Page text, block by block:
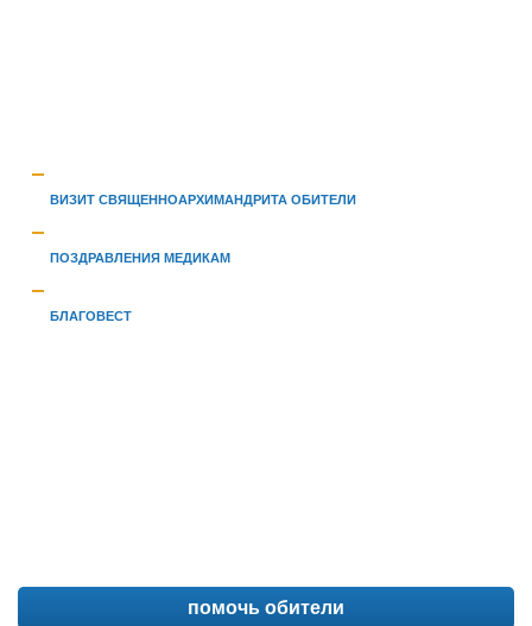
ВИЗИТ СВЯЩЕННОАРХИМАНДРИТА ОБИТЕЛИ
ПОЗДРАВЛЕНИЯ МЕДИКАМ
БЛАГОВЕСТ
помочь обители